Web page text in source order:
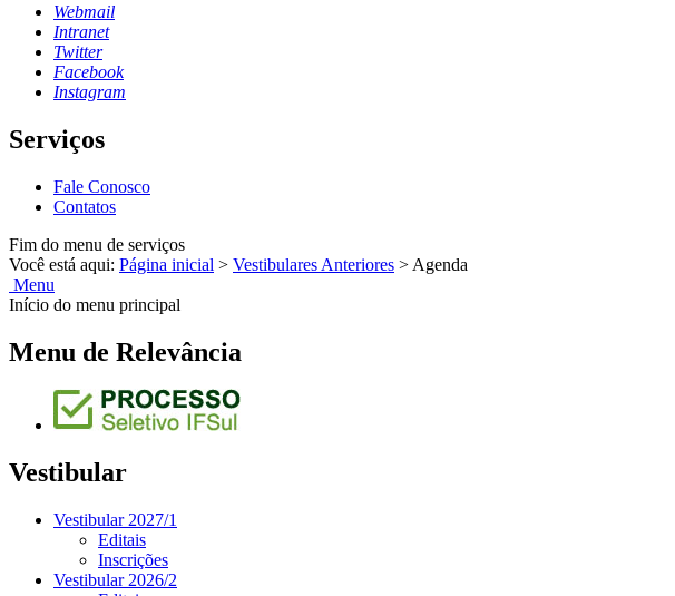
Webmail
Intranet
Twitter
Facebook
Instagram
Serviços
Fale Conosco
Contatos
Fim do menu de serviços
Você está aqui: Página inicial > Vestibulares Anteriores > Agenda
Menu
Início do menu principal
Menu de Relevância
Vestibular
Vestibular 2027/1
Editais
Inscrições
Vestibular 2026/2